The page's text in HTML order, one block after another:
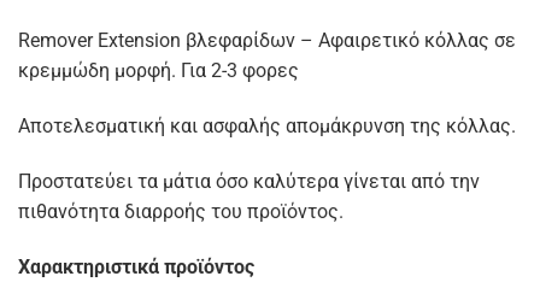
Remover Extension βλεφαρίδων – Αφαιρετικό κόλλας σε
κρεμμώδη μορφή. Για 2-3 φορες
Αποτελεσματική και ασφαλής απομάκρυνση της κόλλας.
Προστατεύει τα μάτια όσο καλύτερα γίνεται από την
πιθανότητα διαρροής του προϊόντος.
Χαρακτηριστικά προϊόντος